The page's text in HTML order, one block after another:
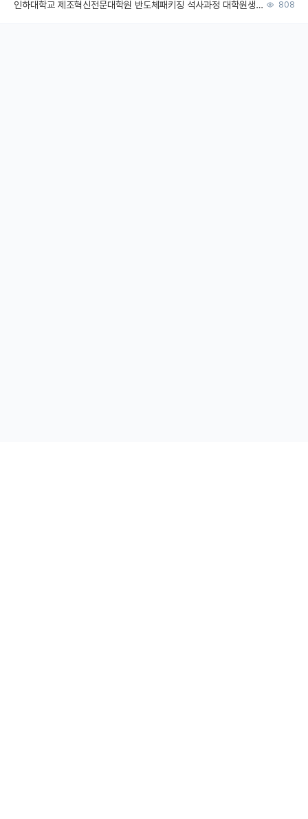
인하대학교 제조혁신전문대학원 반도체패키징 석사과정 대학원생 모집 808